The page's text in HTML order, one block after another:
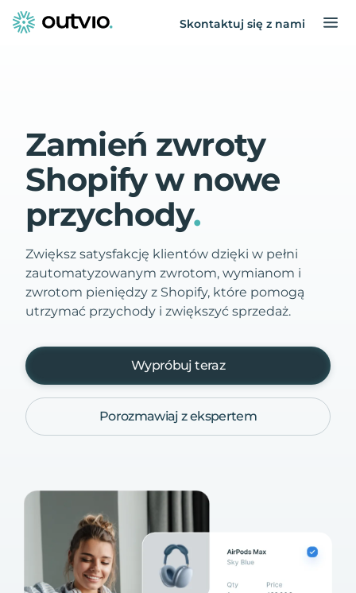
Skontaktuj się z nami
Zamień zwroty
Shopify w nowe
przychody.
Zwiększ satysfakcję klientów dzięki w pełni
zautomatyzowanym zwrotom, wymianom i
zwrotom pieniędzy z Shopify, które pomogą
utrzymać przychody i zwiększyć sprzedaż.
Wypróbuj teraz
Porozmawiaj z ekspertem